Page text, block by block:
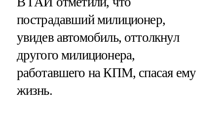
пострадавший милиционер,
увидев автомобиль, оттолкнул
другого милиционера,
работавшего на КПМ, спасая ему
жизнь.